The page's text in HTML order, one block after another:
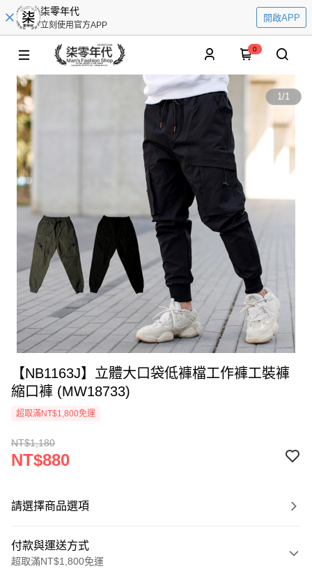
柒零年代
立刻使用官方APP
開啟APP
0
1/1
【NB1163J】立體大口袋低褲檔工作褲工裝褲
縮口褲 (MW18733)
超取滿NT$1,800免運
NT$1,180
NT$880
請選擇商品選項
付款與運送方式
超取滿NT$1,800免運